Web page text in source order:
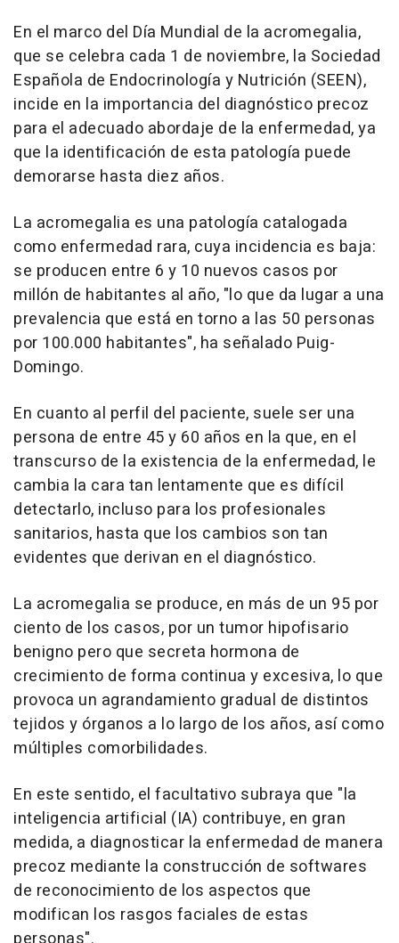
En el marco del Día Mundial de la acromegalia,
que se celebra cada 1 de noviembre, la Sociedad
Española de Endocrinología y Nutrición (SEEN),
incide en la importancia del diagnóstico precoz
para el adecuado abordaje de la enfermedad, ya
que la identificación de esta patología puede
demorarse hasta diez años.
La acromegalia es una patología catalogada
como enfermedad rara, cuya incidencia es baja:
se producen entre 6 y 10 nuevos casos por
millón de habitantes al año, "lo que da lugar a una
prevalencia que está en torno a las 50 personas
por 100.000 habitantes", ha señalado Puig-
Domingo.
En cuanto al perfil del paciente, suele ser una
persona de entre 45 y 60 años en la que, en el
transcurso de la existencia de la enfermedad, le
cambia la cara tan lentamente que es difícil
detectarlo, incluso para los profesionales
sanitarios, hasta que los cambios son tan
evidentes que derivan en el diagnóstico.
La acromegalia se produce, en más de un 95 por
ciento de los casos, por un tumor hipofisario
benigno pero que secreta hormona de
crecimiento de forma continua y excesiva, lo que
provoca un agrandamiento gradual de distintos
tejidos y órganos a lo largo de los años, así como
múltiples comorbilidades.
En este sentido, el facultativo subraya que "la
inteligencia artificial (IA) contribuye, en gran
medida, a diagnosticar la enfermedad de manera
precoz mediante la construcción de softwares
de reconocimiento de los aspectos que
modifican los rasgos faciales de estas